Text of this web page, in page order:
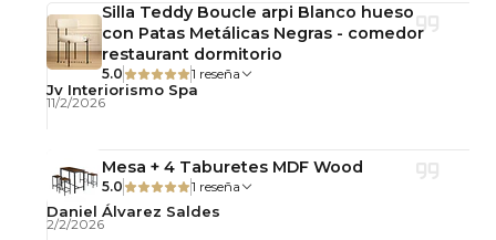
soportar el uso frecuente, manteniendo
comodidad, resistencia y una excelente apariencia
estética con el paso del tiempo.
Detalles del Producto
Asiento: Espuma de alta densidad tapizada en tela
lino poliéster
Respaldo: Espuma de alta densidad tapizada en
Silla Teddy Boucle arpi Blanco hueso
con Patas Metálicas Negras - comedor
restaurant dormitorio
5.0 1 reseña
Jv Interiorismo Spa
11/2/2026
Mesa + 4 Taburetes MDF Wood
5.0 1 reseña
Daniel Álvarez Saldes
2/2/2026